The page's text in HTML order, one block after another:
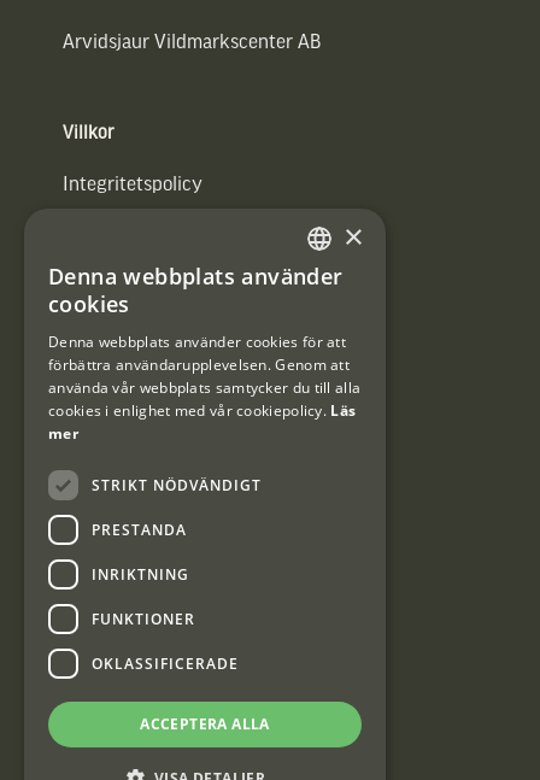
Arvidsjaur Vildmarkscenter AB
Villkor
Integritetspolicy
#Interjaktfamily
Kundklubb
Information om kundklubben.
Interjakt Sweden AB, Årjäng
SWEDISH
×
Denna webbplats använder
cookies
Denna webbplats använder cookies för att
förbättra användarupplevelsen. Genom att
använda vår webbplats samtycker du till alla
cookies i enlighet med vår cookiepolicy. Läs
mer
STRIKT NÖDVÄNDIGT
PRESTANDA
INRIKTNING
FUNKTIONER
OKLASSIFICERADE
ACCEPTERA ALLA